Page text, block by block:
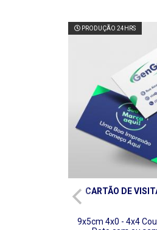
PRODUÇÃO 24HRS
CARTÃO DE
9x5cm 4x0 - 4x4